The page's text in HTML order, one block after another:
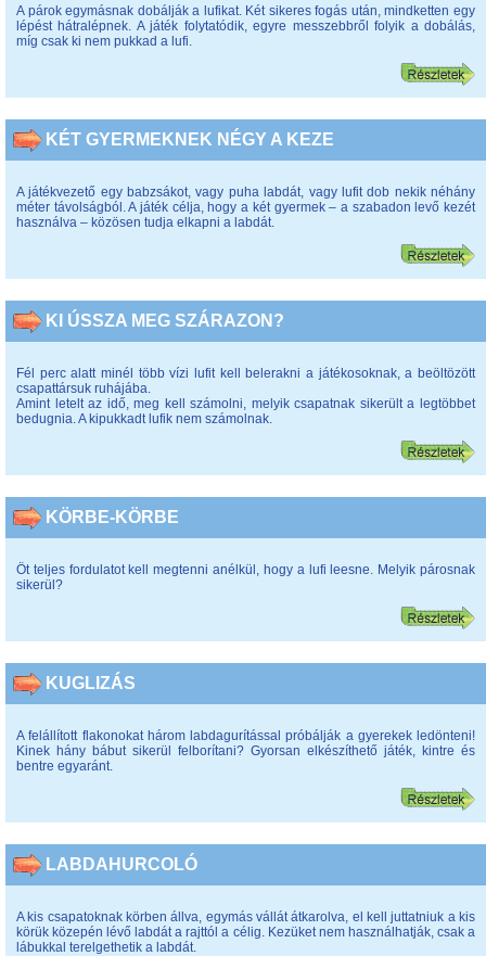
A párok egymásnak dobálják a lufikat. Két sikeres fogás után, mindketten egy
lépést hátralépnek. A játék folytatódik, egyre messzebbről folyik a dobálás,
míg csak ki nem pukkad a lufi.
KÉT GYERMEKNEK NÉGY A KEZE
A játékvezető egy babzsákot, vagy puha labdát, vagy lufit dob nekik néhány
méter távolságból. A játék célja, hogy a két gyermek – a szabadon levő kezét
használva – közösen tudja elkapni a labdát.
KI ÚSSZA MEG SZÁRAZON?
Fél perc alatt minél több vízi lufit kell belerakni a játékosoknak, a beöltözött
csapattársuk ruhájába.
Amint letelt az idő, meg kell számolni, melyik csapatnak sikerült a legtöbbet
bedugnia. A kipukkadt lufik nem számolnak.
KÖRBE-KÖRBE
Öt teljes fordulatot kell megtenni anélkül, hogy a lufi leesne. Melyik párosnak
sikerül?
KUGLIZÁS
A felállított flakonokat három labdagurítással próbálják a gyerekek ledönteni!
Kinek hány bábut sikerül felborítani? Gyorsan elkészíthető játék, kintre és
bentre egyaránt.
LABDAHURCOLÓ
A kis csapatoknak körben állva, egymás vállát átkarolva, el kell juttatniuk a kis
körük közepén lévő labdát a rajttól a célig. Kezüket nem használhatják, csak a
lábukkal terelgethetik a labdát.